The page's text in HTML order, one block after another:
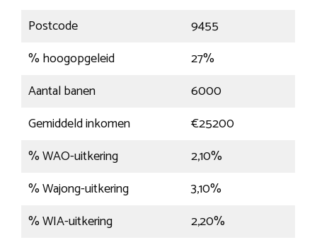
Postcode
9455
% hoogopgeleid
27%
Aantal banen
6000
Gemiddeld inkomen
€25200
% WAO-uitkering
2,10%
% Wajong-uitkering
3,10%
% WIA-uitkering
2,20%